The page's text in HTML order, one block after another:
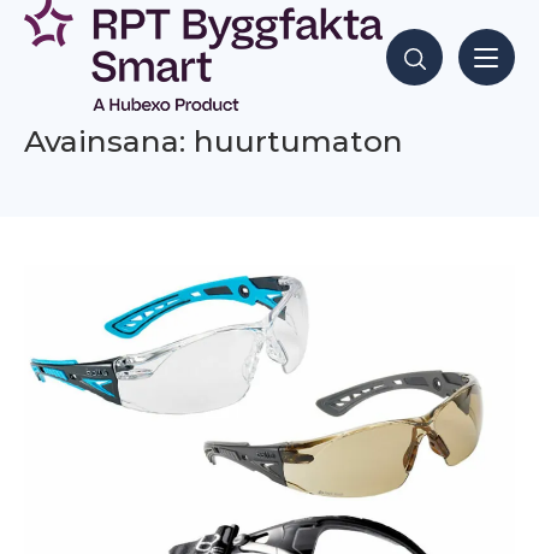
Siirry
sisältöön
Hae sisältöjä
Avainsana: huurtumaton